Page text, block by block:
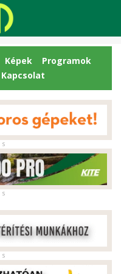
Képek
Programok
Kapcsolat